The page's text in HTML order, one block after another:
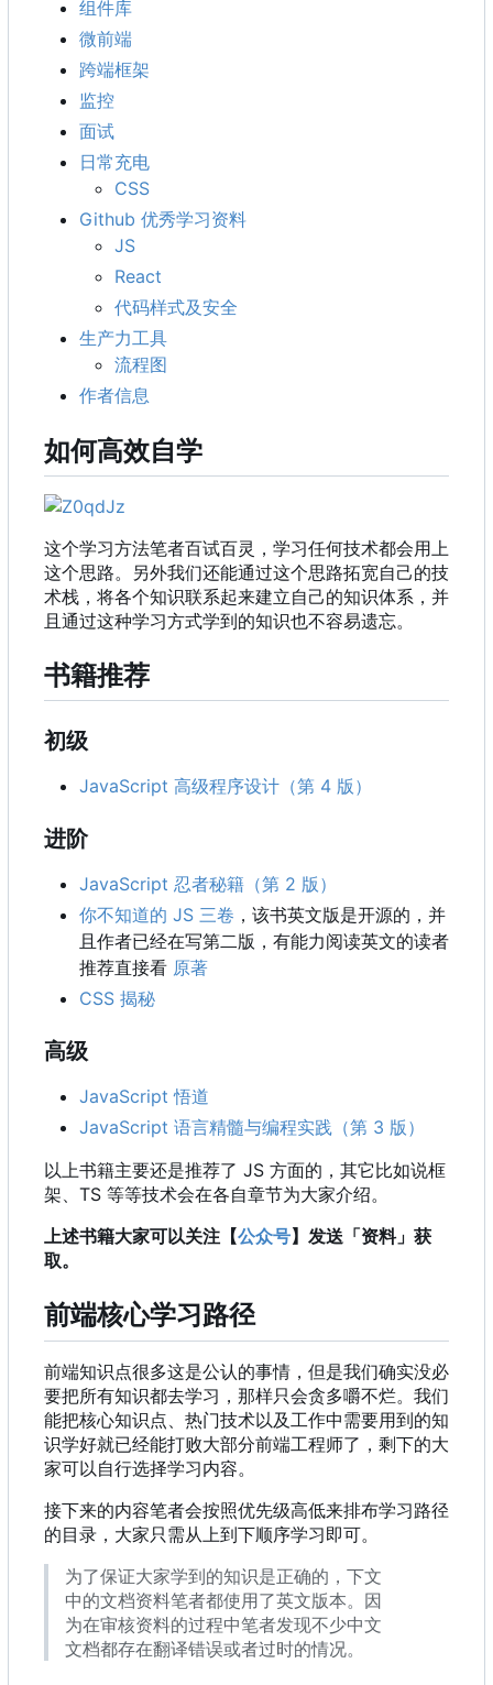
组件库
微前端
跨端框架
监控
面试
日常充电
CSS
Github 优秀学习资料
JS
React
代码样式及安全
生产力工具
流程图
作者信息
如何高效自学
这个学习方法笔者百试百灵，学习任何技术都会用上
这个思路。另外我们还能通过这个思路拓宽自己的技
术栈，将各个知识联系起来建立自己的知识体系，并
且通过这种学习方式学到的知识也不容易遗忘。
书籍推荐
初级
JavaScript 高级程序设计（第 4 版）
进阶
JavaScript 忍者秘籍（第 2 版）
你不知道的 JS 三卷 ，该书英文版是开源的，并
且作者已经在写第二版，有能力阅读英文的读者
推荐直接看 原著
CSS 揭秘
高级
JavaScript 悟道
JavaScript 语言精髓与编程实践（第 3 版）
以上书籍主要还是推荐了 JS 方面的 ， 其它比如说框
架、TS 等等技术会在各自章节为大家介绍。
上述书籍大家可以关注【公众号】发送「资料」获
取。
前端核心学习路径
前端知识点很多这是公认的事情，但是我们确实没必
要把所有知识都去学习，那样只会贪多嚼不烂。我们
能把核心知识点、热门技术以及工作中需要用到的知
识学好就已经能打败大部分前端工程师了，剩下的大
家可以自行选择学习内容。
接下来的内容笔者会按照优先级高低来排布学习路径
的目录，大家只需从上到下顺序学习即可。
为了保证大家学到的知识是正确的，下文
中的文档资料笔者都使用了英文版本。因
为在审核资料的过程中笔者发现不少中文
文档都存在翻译错误或者过时的情况。